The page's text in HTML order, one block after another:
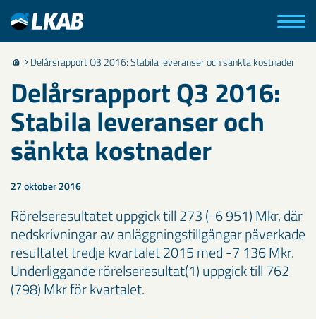
Delårsrapport Q3 2016: Stabila leveranser och sänkta kostnader
Delårsrapport Q3 2016:
Stabila leveranser och
sänkta kostnader
27 oktober 2016
Rörelseresultatet uppgick till 273 (-6 951) Mkr, där
nedskrivningar av anläggningstillgångar påverkade
resultatet tredje kvartalet 2015 med -7 136 Mkr.
Underliggande rörelseresultat(1) uppgick till 762
(798) Mkr för kvartalet.